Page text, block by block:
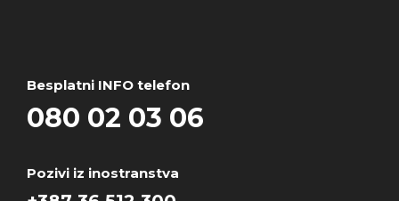
Besplatni INFO telefon
080 02 03 06
Pozivi iz inostranstva